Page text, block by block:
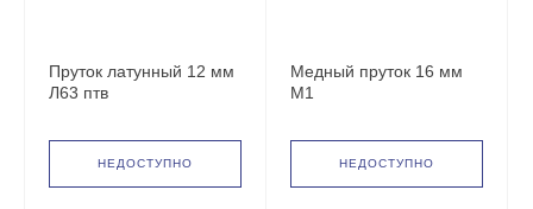
Пруток латунный 12 мм
Л63 птв
НЕДОСТУПНО
Медный пруток 16 мм
М1
НЕДОСТУПНО